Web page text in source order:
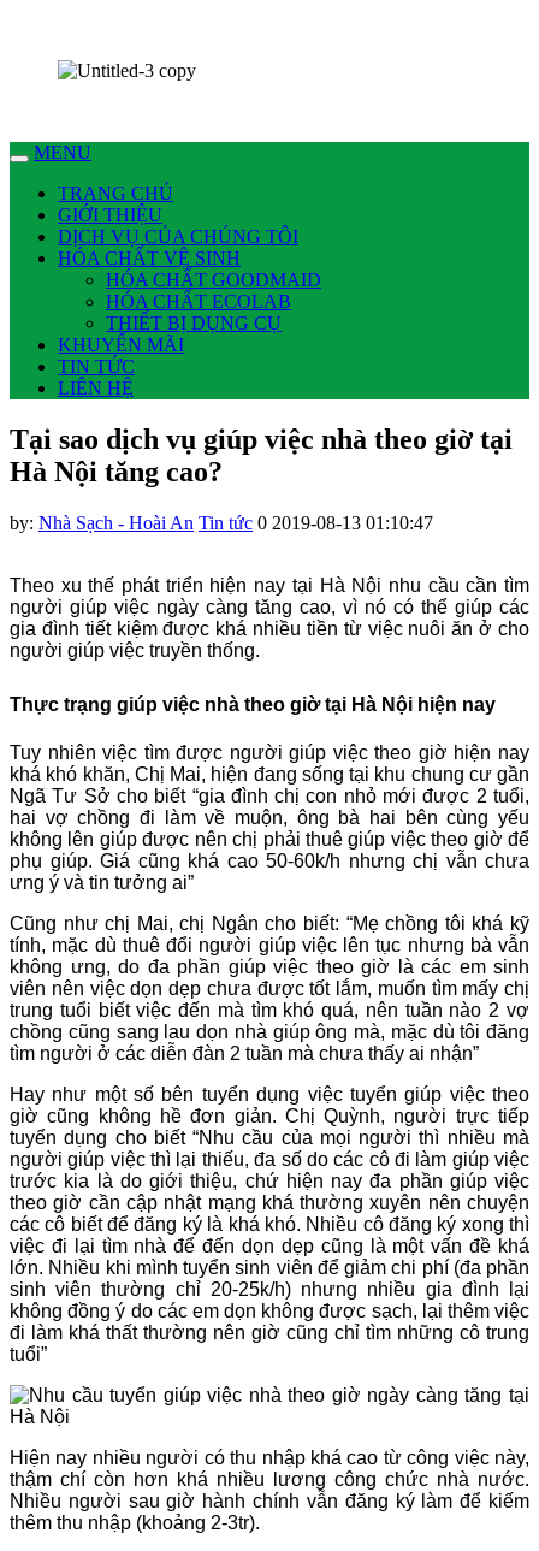
MENU
TRANG CHỦ
GIỚI THIỆU
DỊCH VỤ CỦA CHÚNG TÔI
HÓA CHẤT VỆ SINH
HÓA CHẤT GOODMAID
HÓA CHẤT ECOLAB
THIẾT BỊ DỤNG CỤ
KHUYẾN MÃI
TIN TỨC
LIÊN HỆ
Tại sao dịch vụ giúp việc nhà theo giờ tại
Hà Nội tăng cao?
by: Nhà Sạch - Hoài An Tin tức 0 2019-08-13 01:10:47
Theo xu thế phát triển hiện nay tại Hà Nội nhu cầu cần tìm
người giúp việc ngày càng tăng cao, vì nó có thể giúp các
gia đình tiết kiệm được khá nhiều tiền từ việc nuôi ăn ở cho
người giúp việc truyền thống.
Thực trạng giúp việc nhà theo giờ tại Hà Nội hiện nay
Tuy nhiên việc tìm được người giúp việc theo giờ hiện nay
khá khó khăn, Chị Mai, hiện đang sống tại khu chung cư gần
Ngã Tư Sở cho biết “gia đình chị con nhỏ mới được 2 tuổi,
hai vợ chồng đi làm về muộn, ông bà hai bên cùng yếu
không lên giúp được nên chị phải thuê giúp việc theo giờ để
phụ giúp. Giá cũng khá cao 50-60k/h nhưng chị vẫn chưa
ưng ý và tin tưởng ai”
Cũng như chị Mai, chị Ngân cho biết: “Mẹ chồng tôi khá kỹ
tính, mặc dù thuê đổi người giúp việc lên tục nhưng bà vẫn
không ưng, do đa phần giúp việc theo giờ là các em sinh
viên nên việc dọn dẹp chưa được tốt lắm, muốn tìm mấy chị
trung tuổi biết việc đến mà tìm khó quá, nên tuần nào 2 vợ
chồng cũng sang lau dọn nhà giúp ông mà, mặc dù tôi đăng
tìm người ở các diễn đàn 2 tuần mà chưa thấy ai nhận”
Hay như một số bên tuyển dụng việc tuyển giúp việc theo
giờ cũng không hề đơn giản. Chị Quỳnh, người trực tiếp
tuyển dụng cho biết “Nhu cầu của mọi người thì nhiều mà
người giúp việc thì lại thiếu, đa số do các cô đi làm giúp việc
trước kia là do giới thiệu, chứ hiện nay đa phần giúp việc
theo giờ cần cập nhật mạng khá thường xuyên nên chuyện
các cô biết để đăng ký là khá khó. Nhiều cô đăng ký xong thì
việc đi lại tìm nhà để đến dọn dẹp cũng là một vấn đề khá
lớn. Nhiều khi mình tuyển sinh viên để giảm chi phí (đa phần
sinh viên thường chỉ 20-25k/h) nhưng nhiều gia đình lại
không đồng ý do các em dọn không được sạch, lại thêm việc
đi làm khá thất thường nên giờ cũng chỉ tìm những cô trung
tuổi”
Hiện nay nhiều người có thu nhập khá cao từ công việc này,
thậm chí còn hơn khá nhiều lương công chức nhà nước.
Nhiều người sau giờ hành chính vẫn đăng ký làm để kiếm
thêm thu nhập (khoảng 2-3tr).